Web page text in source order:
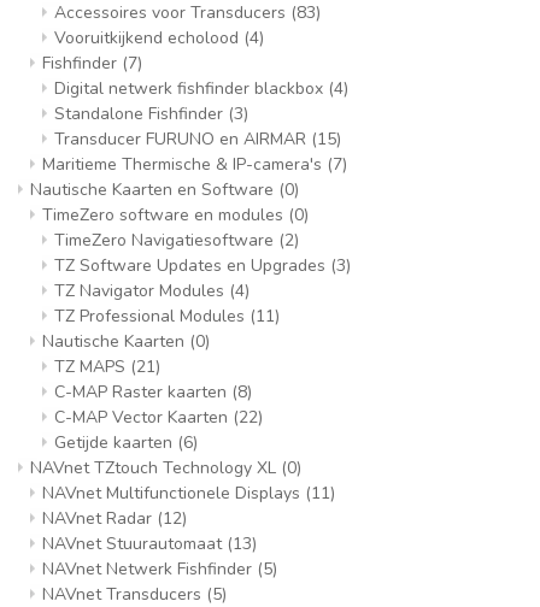
Accessoires voor Transducers (83)
Vooruitkijkend echolood (4)
Fishfinder (7)
Digital netwerk fishfinder blackbox (4)
Standalone Fishfinder (3)
Transducer FURUNO en AIRMAR (15)
Maritieme Thermische & IP-camera's (7)
Nautische Kaarten en Software (0)
TimeZero software en modules (0)
TimeZero Navigatiesoftware (2)
TZ Software Updates en Upgrades (3)
TZ Navigator Modules (4)
TZ Professional Modules (11)
Nautische Kaarten (0)
TZ MAPS (21)
C-MAP Raster kaarten (8)
C-MAP Vector Kaarten (22)
Getijde kaarten (6)
NAVnet TZtouch Technology XL (0)
NAVnet Multifunctionele Displays (11)
NAVnet Radar (12)
NAVnet Stuurautomaat (13)
NAVnet Netwerk Fishfinder (5)
NAVnet Transducers (5)